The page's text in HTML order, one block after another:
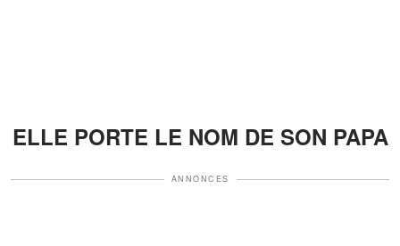
ELLE PORTE LE NOM DE SON PAPA
ANNONCES